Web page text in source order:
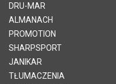
DRU-MAR
ALMANACH
PROMOTION
SHARPSPORT
JANIKAR
TŁUMACZENIA